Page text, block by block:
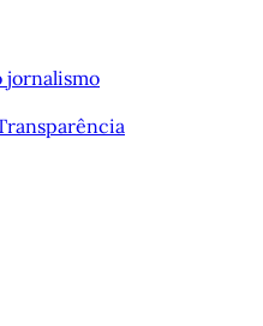
jornalismo